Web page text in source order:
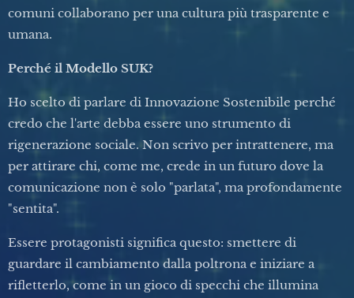
comuni collaborano per una cultura più trasparente e
umana.
Perché il Modello SUK?
Ho scelto di parlare di Innovazione Sostenibile perché
credo che l'arte debba essere uno strumento di
rigenerazione sociale. Non scrivo per intrattenere, ma
per attirare chi, come me, crede in un futuro dove la
comunicazione non è solo "parlata", ma profondamente
"sentita".
Essere protagonisti significa questo: smettere di
guardare il cambiamento dalla poltrona e iniziare a
rifletterlo, come in un gioco di specchi che illumina